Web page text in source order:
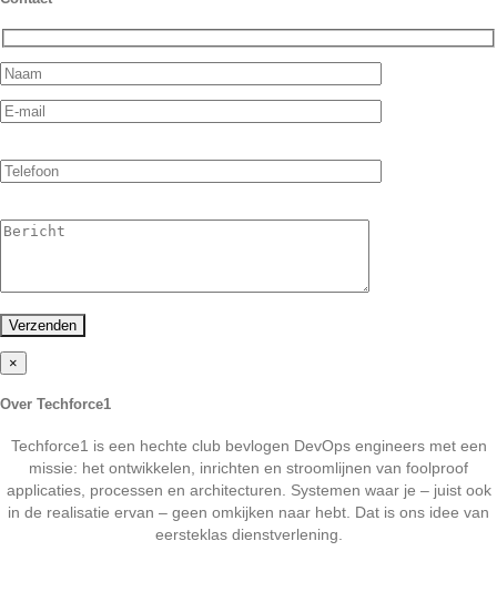
×
Over Techforce1
Techforce1 is een hechte club bevlogen DevOps engineers met een
missie: het ontwikkelen, inrichten en stroomlijnen van foolproof
applicaties, processen en architecturen. Systemen waar je – juist ook
in de realisatie ervan – geen omkijken naar hebt. Dat is ons idee van
eersteklas dienstverlening.